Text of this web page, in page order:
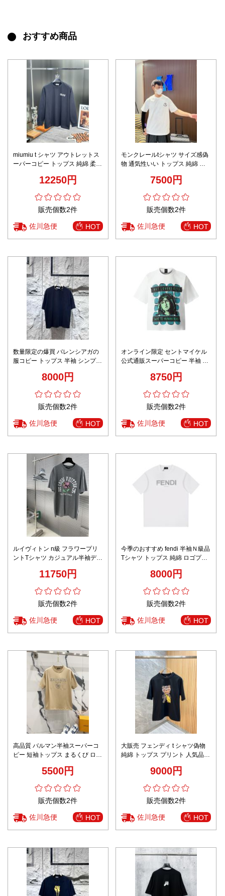
おすすめ商品
miumiu t シャツ アウトレットス
ーパーコピー トップス 純綿 柔ら
12250円
販売個数2件
佐川急便 HOT
モンクレールtシャツ サイズ感偽
物 通気性いい トップス 純綿 プ
7500円
販売個数2件
佐川急便 HOT
数量限定の爆買 バレンシアガの
服コピー トップス 半袖 シンプル
8000円
販売個数2件
佐川急便 HOT
オンライン限定 セントマイケル
公式通販スーパーコピー 半袖 純
8750円
販売個数2件
佐川急便 HOT
ルイヴィトン n級 フラワープリ
ントTシャツ カジュアル半袖デザ
11750円
販売個数2件
佐川急便 HOT
今季のおすすめ fendi 半袖Ｎ級品
Tシャツ トップス 純綿 ロゴプリ
8000円
販売個数2件
佐川急便 HOT
高品質 バルマン半袖スーパーコ
ピー 短袖トップス まるくび ロゴ
5500円
販売個数2件
佐川急便 HOT
大販売 フェンディ t シャツ偽物
純綿 トップス プリント 人気品
9000円
販売個数2件
佐川急便 HOT